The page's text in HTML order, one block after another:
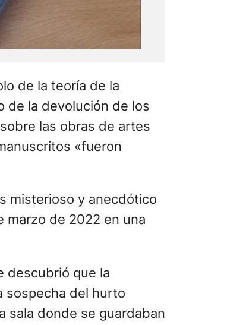
de la teoría de la
de la devolución de los
las obras de artes
«fueron
misterioso y anecdótico
marzo de 2022 en una
descubrió que la
sospecha del hurto
sala donde se guardaban